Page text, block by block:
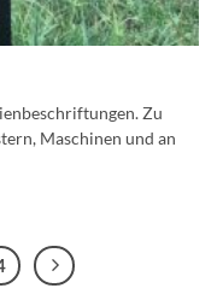
Zu
Maschinen und an